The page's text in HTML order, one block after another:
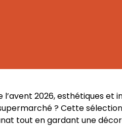
2026, esthétiques et
? Cette
tout en gardant une